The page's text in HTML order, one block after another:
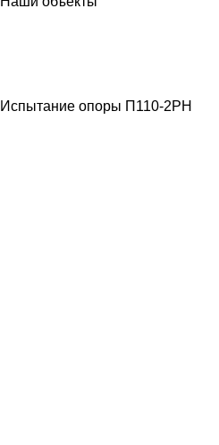
Испытание опоры П110-2РН